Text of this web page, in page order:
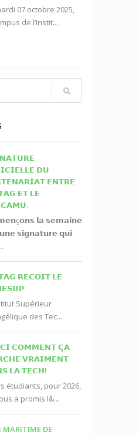
07 octobre 2025,
de l’Instit...
𝗗𝗨
𝗘𝗡𝗧𝗥𝗘
𝗘𝗧 𝗟𝗘
𝗹𝗮 𝘀𝗲𝗺𝗮𝗶𝗻𝗲
𝘀𝗶𝗴𝗻𝗮𝘁𝘂𝗿𝗲 𝗾𝘂𝗶
𝗥𝗘𝗖𝗢𝗜𝗧 𝗟𝗘
Supérieur
des Tec...
𝗖𝗢𝗠𝗠𝗘𝗡𝗧 𝗖̧𝗔
𝗩𝗥𝗔𝗜𝗠𝗘𝗡𝗧
𝗟𝗔 𝗧𝗘𝗖𝗛!
étudiants, pour 2026,
a promis l&...
MARITIME DE